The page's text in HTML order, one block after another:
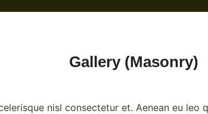
Gallery (Masonry)
nisl consectetur et. Aenean eu leo